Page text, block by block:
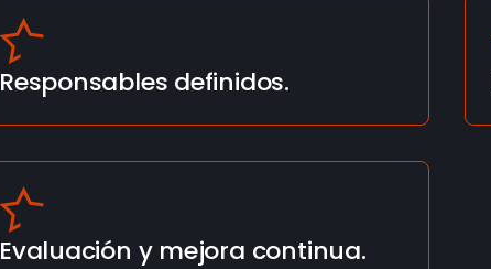
Responsables definidos.
Evaluación y mejora continua.